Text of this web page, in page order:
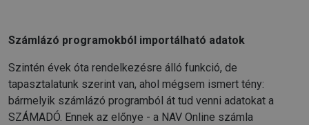
Számlázó programokból importálható adatok
Szintén évek óta rendelkezésre álló funkció, de
tapasztalatunk szerint van, ahol mégsem ismert tény:
bármelyik számlázó programból át tud venni adatokat a
SZÁMADÓ. Ennek az előnye - a NAV Online számla